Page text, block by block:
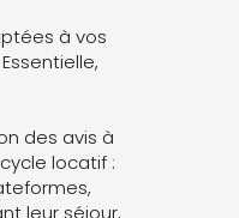
à vos
des avis à
locatif :
leur séjour,